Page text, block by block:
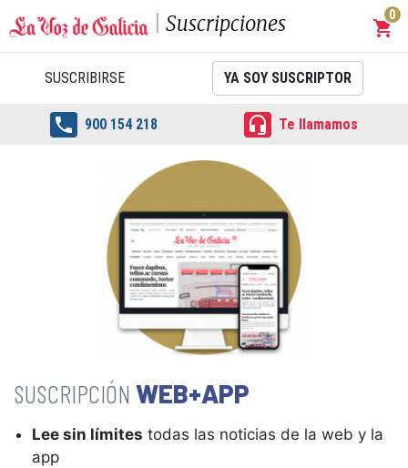
Suscripciones shopping_cart
0
SUSCRIBIRSE YA SOY SUSCRIPTOR
 900 154 218  Te llamamos
WEB+APP
Lee sin límites todas las noticias de la web y la
app